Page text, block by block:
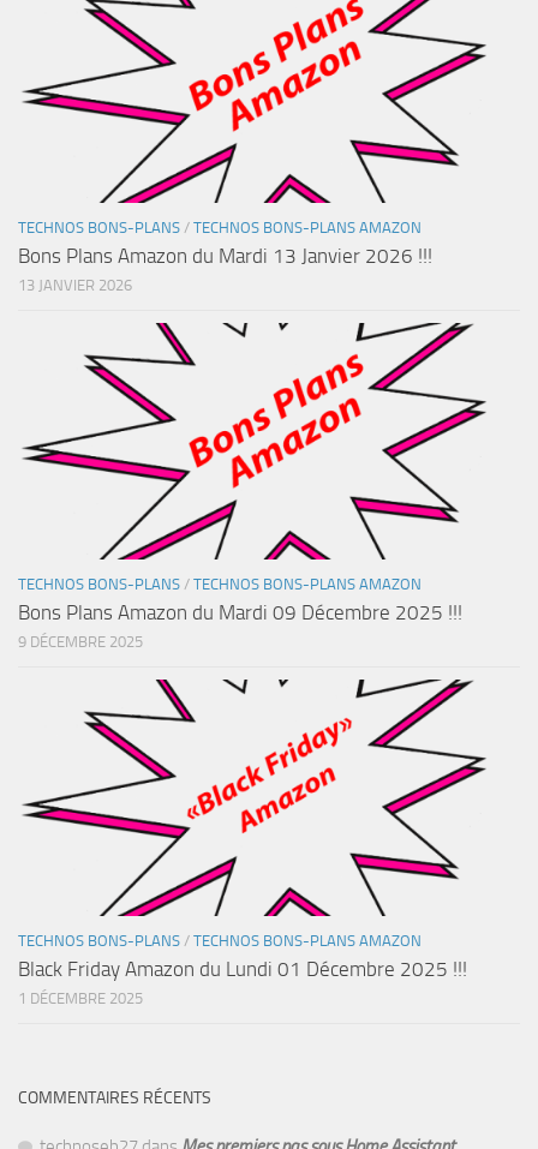
TECHNOS BONS-PLANS / TECHNOS BONS-PLANS AMAZON
Bons Plans Amazon du Mardi 13 Janvier 2026 !!!
13 JANVIER 2026
TECHNOS BONS-PLANS / TECHNOS BONS-PLANS AMAZON
Bons Plans Amazon du Mardi 09 Décembre 2025 !!!
9 DÉCEMBRE 2025
TECHNOS BONS-PLANS / TECHNOS BONS-PLANS AMAZON
Black Friday Amazon du Lundi 01 Décembre 2025 !!!
1 DÉCEMBRE 2025
COMMENTAIRES RÉCENTS